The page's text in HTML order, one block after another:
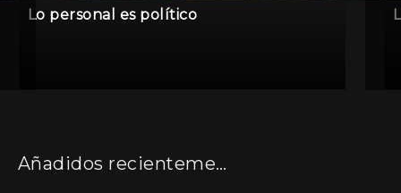
Lo personal es político
Añadidos recientemente